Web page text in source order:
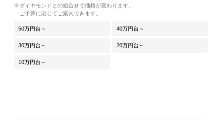
※ダイヤモンドとの組合せで価格が変わります。
ご予算に応じてご案内できます。
50万円台～ 40万円台～
30万円台～ 20万円台～
10万円台～